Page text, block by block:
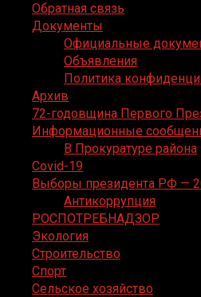
Обратная связь
Документы
Официальные
Объявления
Политика
Архив
72-годовщина Первого
Информационные
В Прокуратуре района
Covid-19
Выборы президента РФ —
Антикоррупция
РОСПОТРЕБНАДЗОР
Экология
Строительство
Спорт
Сельское хозяйство